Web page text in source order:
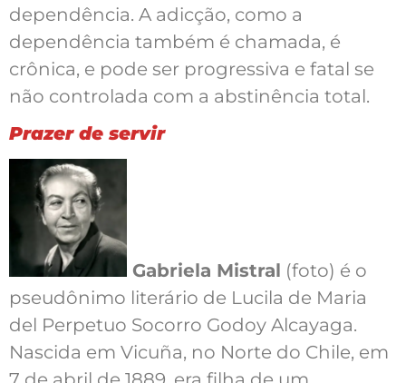
dependência. A adicção, como a
dependência também é chamada, é
crônica, e pode ser progressiva e fatal se
não controlada com a abstinência total.
Prazer de servir
Gabriela Mistral (foto) é o
pseudônimo literário de Lucila de Maria
del Perpetuo Socorro Godoy Alcayaga.
Nascida em Vicuña, no Norte do Chile, em